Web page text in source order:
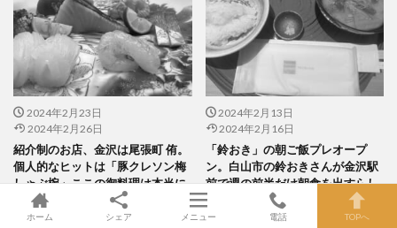
2024年2月23日
2024年2月26日
紹介制のお店、金沢は尾張町 侑。
個人的なヒットは「豚クレソン梅
しゃぶ椀」ここの御料理は本当に
素敵。
2024年2月13日
2024年2月16日
「鈴おき」の朝ご飯プレオープ
ン。白山市の鈴おきさんが金沢駅
前で週の前半だけ朝食を出すらし
いよ。
ホーム シェア メニュー 電話 TOPへ